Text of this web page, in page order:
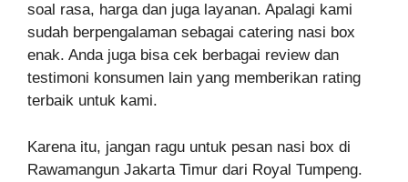
soal rasa, harga dan juga layanan. Apalagi kami
sudah berpengalaman sebagai catering nasi box
enak. Anda juga bisa cek berbagai review dan
testimoni konsumen lain yang memberikan rating
terbaik untuk kami.
Karena itu, jangan ragu untuk pesan nasi box di
Rawamangun Jakarta Timur dari Royal Tumpeng.